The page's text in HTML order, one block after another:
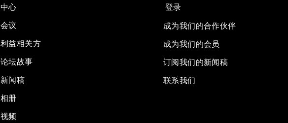
中心
会议
利益相关方
论坛故事
新闻稿
相册
视频
登录
成为我们的合作伙伴
成为我们的会员
订阅我们的新闻稿
联系我们